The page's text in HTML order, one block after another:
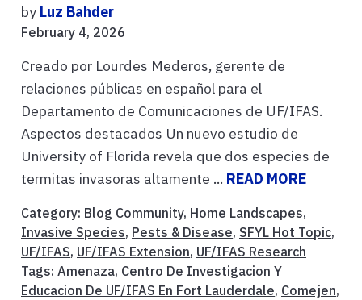
by Luz Bahder
February 4, 2026
Creado por Lourdes Mederos, gerente de
relaciones públicas en español para el
Departamento de Comunicaciones de UF/IFAS.
Aspectos destacados Un nuevo estudio de
University of Florida revela que dos especies de
termitas invasoras altamente ... READ MORE
Category: Blog Community, Home Landscapes,
Invasive Species, Pests & Disease, SFYL Hot Topic,
UF/IFAS, UF/IFAS Extension, UF/IFAS Research
Tags: Amenaza, Centro De Investigacion Y
Educacion De UF/IFAS En Fort Lauderdale, Comejen,